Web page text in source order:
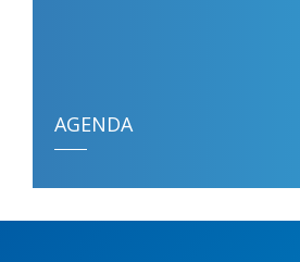
AGENDA